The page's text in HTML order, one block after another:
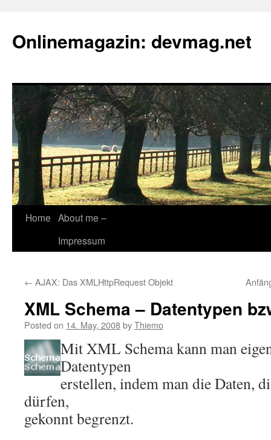
Onlinemagazin: devmag.net
Skip
Home About me –
Impressum
← AJAX: Das XMLHttpRequest Objekt
XML Schema – Datentypen
Posted on 14. May, 2008byThiemo
Mit XML Schema kann man
Datentypen
erstellen, indem man die Daten,
dürfen,
gekonnt begrenzt.